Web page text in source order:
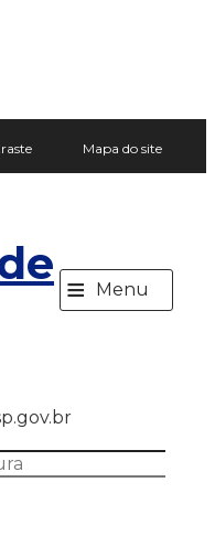
Mapa do site
≡ Menu